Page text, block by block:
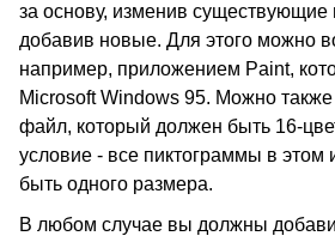
за основу, изменив существующие
добавив новые. Для этого можно
например, приложением Paint,
Microsoft Windows 95. Можно
файл, который должен быть 16-
условие - все пиктограммы в
быть одного размера.
В любом случае вы должны